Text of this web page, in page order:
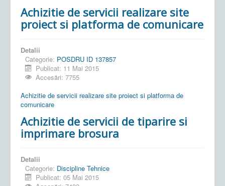
Achizitie de servicii realizare site
proiect si platforma de comunicare
Detalii
Categorie: POSDRU ID 137857
Publicat: 11 Mai 2015
Accesări: 7755
Achizitie de servicii realizare site proiect si platforma de
comunicare
Achizitie de servicii de tiparire si
imprimare brosura
Detalii
Categorie: Discipline Tehnice
Publicat: 05 Mai 2015